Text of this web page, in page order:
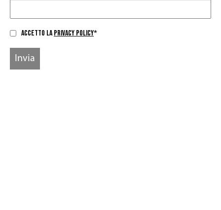
Accetto la Privacy Policy*
Invia